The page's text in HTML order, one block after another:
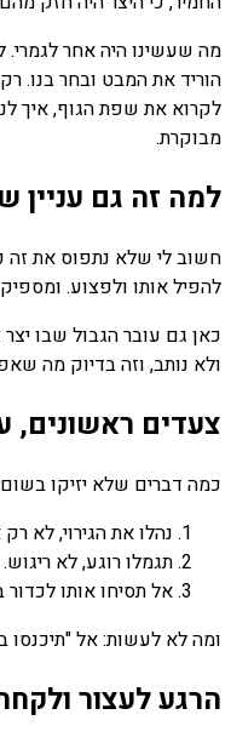
מה שעשינו היה אחר לגמרי.
הוריד את המבט ובחר בנו.
לקרוא את שפת הגוף, איך
מבוקרת.
למה זה גם עניין
חשוב לי שלא נתפוס את זה
להפיל אותו ולפצוע.
כאן גם עובר הגבול שבו
ולא נותב, וזה בדיוק מה
צעדים ראשונים,
כמה דברים שלא יזיקו
נהלו את הגירוי, לא
תגמלו רוגע, לא
אל תסיחו אותו
ומה לא לעשות: אל "תיכנסו
הרגע לעצור ולקחת